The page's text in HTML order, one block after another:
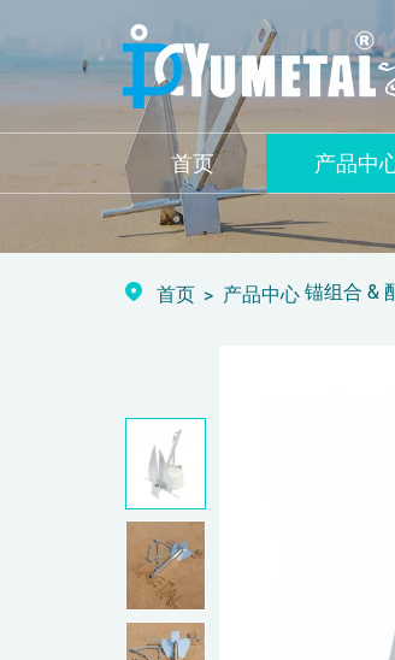
首页 产品中
首页 产品中心锚组合 &